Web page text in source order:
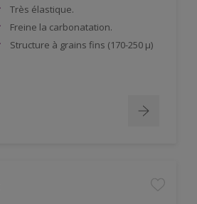
Très élastique.
Freine la carbonatation.
Structure à grains fins (170-250 µ)